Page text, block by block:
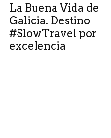
La Buena Vida de
Galicia. Destino
#SlowTravel por
excelencia